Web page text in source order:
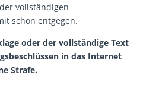
vollständigen
schon entgegen.
oder der vollständige Text
in das Internet
Strafe.